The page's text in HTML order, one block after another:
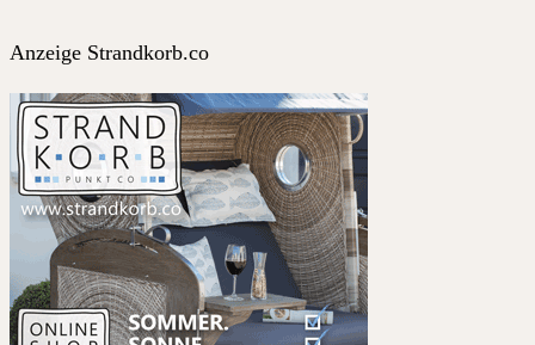
Anzeige Strandkorb.co